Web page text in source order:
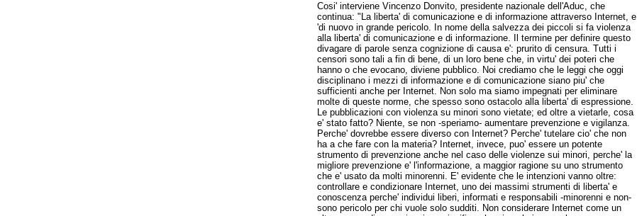
Cosi' interviene Vincenzo Donvito, presidente nazionale dell'Aduc, che
continua: "La liberta' di comunicazione e di informazione attraverso Internet, e
'di nuovo in grande pericolo. In nome della salvezza dei piccoli si fa violenza
alla liberta' di comunicazione e di informazione. Il termine per definire questo
divagare di parole senza cognizione di causa e': prurito di censura. Tutti i
censori sono tali a fin di bene, di un loro bene che, in virtu' dei poteri che
hanno o che evocano, diviene pubblico. Noi crediamo che le leggi che oggi
disciplinano i mezzi di informazione e di comunicazione siano piu' che
sufficienti anche per Internet. Non solo ma siamo impegnati per eliminare
molte di queste norme, che spesso sono ostacolo alla liberta' di espressione.
Le pubblicazioni con violenza su minori sono vietate; ed oltre a vietarle, cosa
e' stato fatto? Niente, se non -speriamo- aumentare prevenzione e vigilanza.
Perche' dovrebbe essere diverso con Internet? Perche' tutelare cio' che non
ha a che fare con la materia? Internet, invece, puo' essere un potente
strumento di prevenzione anche nel caso delle violenze sui minori, perche' la
migliore prevenzione e' l'informazione, a maggior ragione su uno strumento
che e' usato da molti minorenni. E' evidente che le intenzioni vanno oltre:
controllare e condizionare Internet, uno dei massimi strumenti di liberta' e
conoscenza perche' individui liberi, informati e responsabili -minorenni e non-
sono pericolo per chi vuole solo sudditi. Non considerare Internet come un